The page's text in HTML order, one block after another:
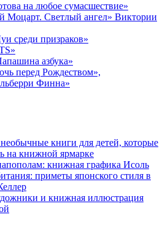
на любое сумасшествие»
Моцарт. Светлый ангел» Виктории
среди призраков»
азбука»
перед Рождеством»,
Финна»
книги для детей, которые
на книжной ярмарке
книжная графика Исоль
приметы японского стиля в
и книжная иллюстрация